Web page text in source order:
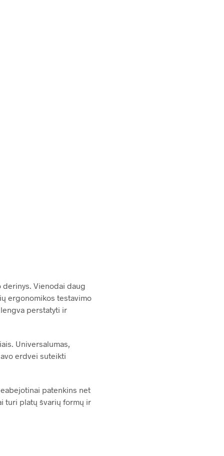
derinys. Vienodai daug
ergonomikos testavimo
perstatyti ir
Universalumas,
erdvei suteikti
patenkins net
turi platų švarių formų ir